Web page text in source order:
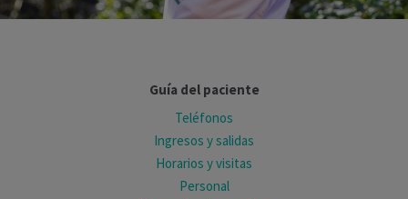
Guía del paciente
Teléfonos
Ingresos y salidas
Horarios y visitas
Personal